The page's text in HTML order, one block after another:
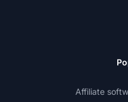
Affiliate